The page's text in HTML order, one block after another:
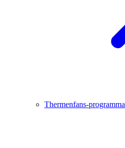
Thermenfans-programma